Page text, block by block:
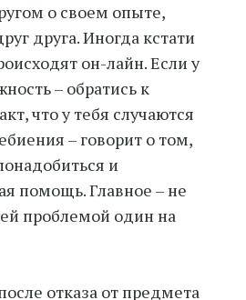
о своем опыте,
друга. Иногда кстати
он-лайн. Если у
– обратись к
что у тебя случаются
– говорит о том,
и
помощь. Главное – не
проблемой один на
отказа от предмета